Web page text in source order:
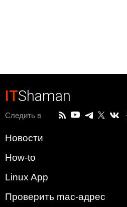
ITShaman
Следить в
Новости
How-to
Linux App
Проверить mac-адрес